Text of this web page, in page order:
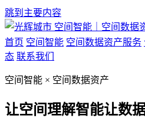
跳到主要内容
空间智能｜空间数据
首页 空间智能 空间数据资产服务
态 联系我们
空间智能 × 空间数据资产
让空间理解智能让数